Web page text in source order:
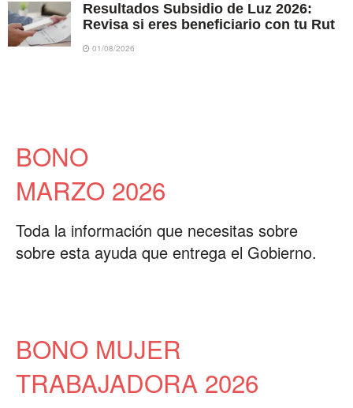
Resultados Subsidio de Luz 2026:
Revisa si eres beneficiario con tu Rut
01/08/2026
BONO
MARZO 2026
Toda la información que necesitas sobre
sobre esta ayuda que entrega el Gobierno.
BONO MUJER
TRABAJADORA 2026